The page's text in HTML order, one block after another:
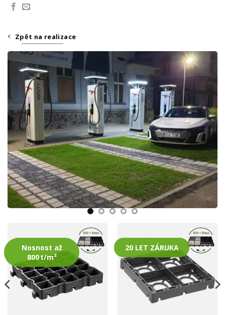
Zpět na realizace
Nosnost až
800 t/m²
20 LET ZÁRUKA